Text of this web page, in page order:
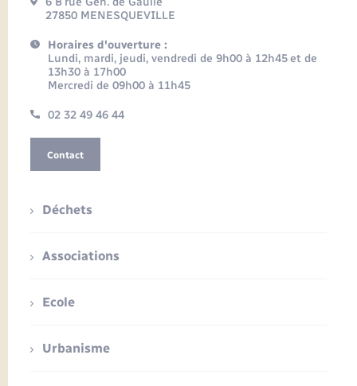
27850 MENESQUEVILLE
Horaires d'ouverture :
Lundi, mardi, jeudi, vendredi de 9h00 à 12h45 et de
13h30 à 17h00
Mercredi de 09h00 à 11h45
02 32 49 46 44
Contact
Déchets
Associations
Ecole
Urbanisme